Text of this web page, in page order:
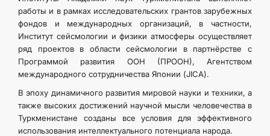
работы и в рамках исследовательских грантов зарубежных
фондов и международных организаций, в частности,
Институт сейсмологии и физики атмосферы осуществляет
ряд проектов в области сейсмологии в партнёрстве с
Программой развития ООН (ПРООН), Агентством
международного сотрудничества Японии (JICA).
В эпоху динамичного развития мировой науки и техники, а
также высоких достижений научной мысли человечества в
Туркменистане созданы все условия для эффективного
использования интеллектуального потенциала народа.